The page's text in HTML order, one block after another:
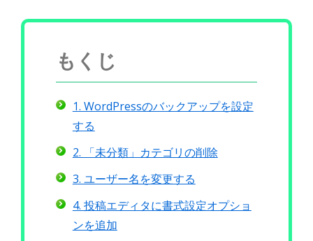
もくじ
1. WordPressのバックアップを設定
する
2. 「未分類」カテゴリの削除
3. ユーザー名を変更する
4. 投稿エディタに書式設定オプショ
ンを追加